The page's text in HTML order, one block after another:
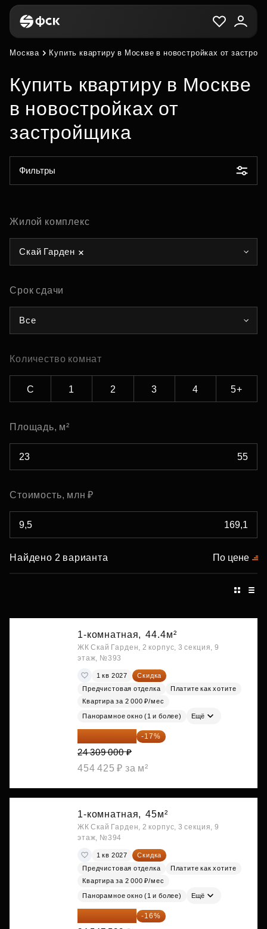
Москва Купить квартиру в Москве в новостройках от
Купить квартиру в Москве
в новостройках от
застройщика
Фильтры
Жилой комплекс
Скай Гарден
Срок сдачи
Все
Количество комнат
С 1 2 3 4 5+
Площадь, м²
Стоимость, млн ₽
Найдено 2 варианта По цене
1-комнатная, 44.4м²
ЖК Скай Гарден, 2 корпус, 3 секция, 9
этаж, №393
1 кв 2027
Скидка
Предчистовая отделка
Платите как хотите
Квартира за 2 000 ₽/мес
Панорамное окно (1 и более) Ещё
20 176 470 ₽ -17%
24 309 000 ₽
454 425 ₽ за м²
1-комнатная, 45м²
ЖК Скай Гарден, 2 корпус, 3 секция, 9
этаж, №394
1 кв 2027
Скидка
Предчистовая отделка
Платите как хотите
Квартира за 2 000 ₽/мес
Панорамное окно (1 и более) Ещё
20 619 900 ₽ -16%